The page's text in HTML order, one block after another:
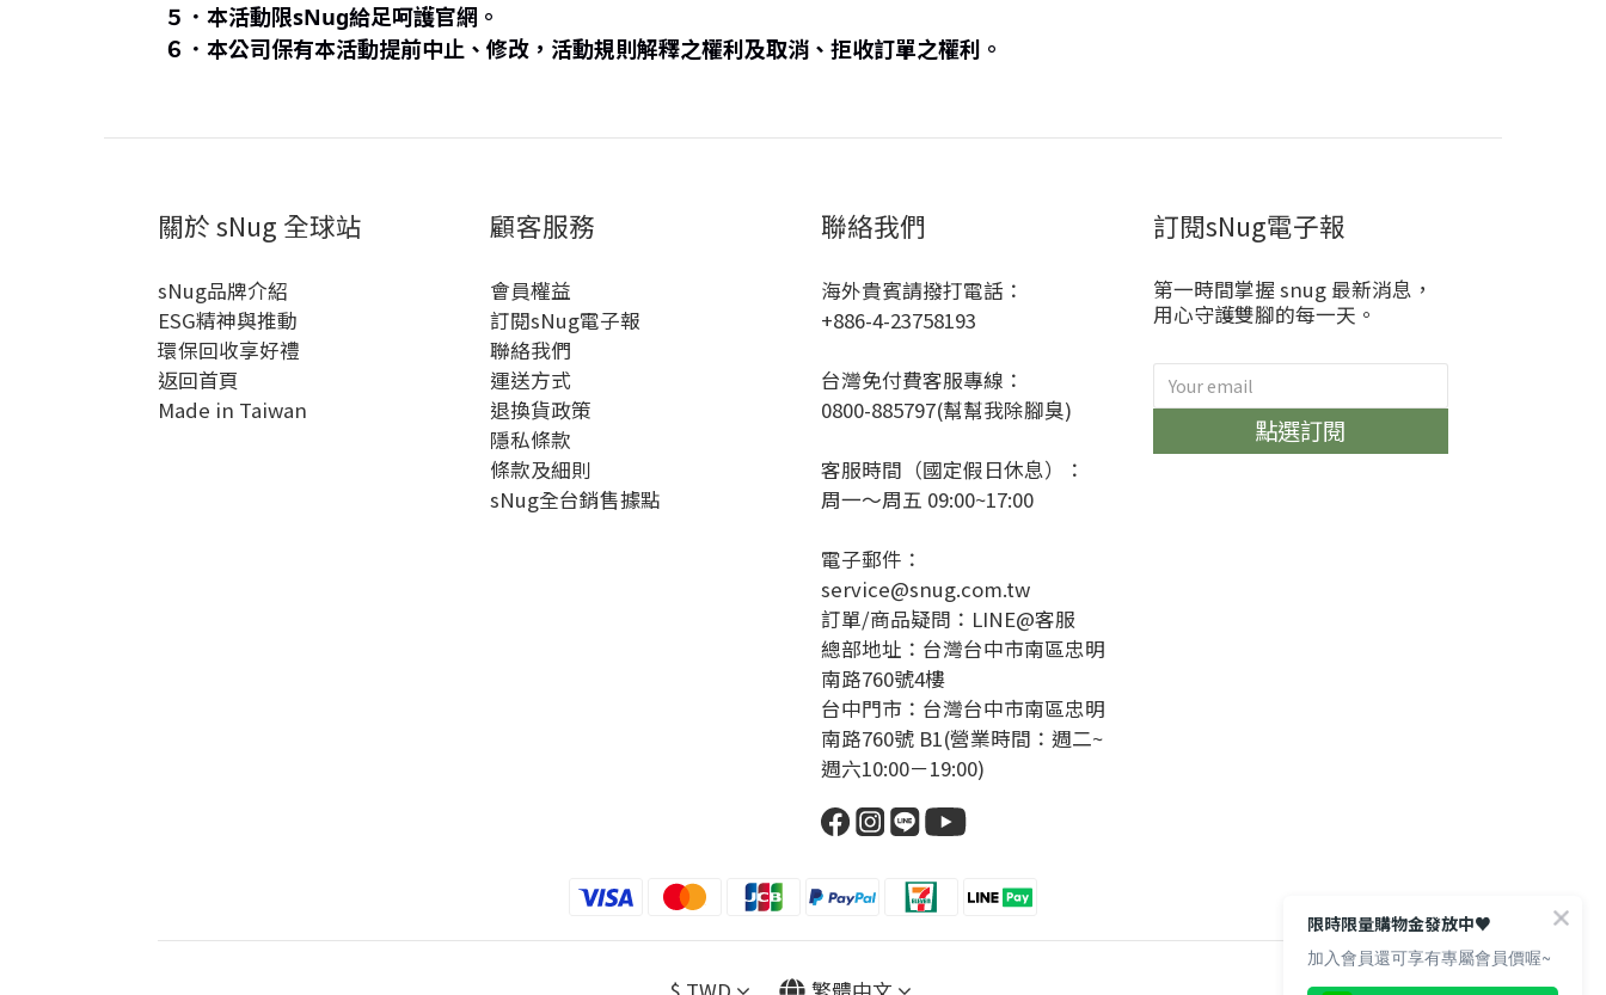
５．本活動限sNug給足呵護官網。
６．本公司保有本活動提前中止、修改，活動規則解釋之權利及取消、拒收訂單之權利。
關於 sNug 全球站
sNug品牌介紹
ESG精神與推動
環保回收享好禮
返回首頁
Made in Taiwan
顧客服務
會員權益
訂閱sNug電子報
聯絡我們
運送方式
退換貨政策
隱私條款
條款及細則
sNug全台銷售據點
聯絡我們
海外貴賓請撥打電話：
+886-4-23758193
台灣免付費客服專線：
0800-885797(幫幫我除腳臭)
客服時間（國定假日休息）：
周一～周五 09:00~17:00
電子郵件：
service@snug.com.tw
訂單/商品疑問： LINE@客服
總部地址：台灣台中市南區忠明
南路760號4樓
台中門市：台灣台中市南區忠明
南路760號 B1(營業時間：週二~
週六10:00－19:00)
訂閱sNug電子報
第一時間掌握 snug 最新消息，
用心守護雙腳的每一天。
點選訂閱
限時限量購物金發放中♥️
加入會員還可享有專屬會員價喔~